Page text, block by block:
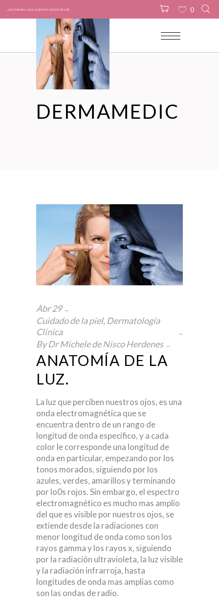
¿NO TIENES UNA CUENTA? REGÍSTRATE
No products in the cart.
0
DERMAMEDIC
Abr 29
Cuidado de la piel, Dermatología
Clínica
ByDr Michele de Nisco Herdenes
ANATOMÍA DE LA
LUZ.
La luz que perciben nuestros ojos, es una
onda electromagnética que se
encuentra dentro de un rango de
longitud de onda especifico, y a cada
color le corresponde una longitud de
onda en particular, empezando por los
tonos morados, siguiendo por los
azules, verdes, amarillos y terminando
por lo0s rojos. Sin embargo, el espectro
electromagnético es mucho mas amplio
del que es visible por nuestros ojos, se
extiende desde la radiaciones con
menor longitud de onda como son los
rayos gamma y los rayos x, siguiendo
por la radiación ultravioleta, la luz visible
y la radiación infrarroja, hasta
longitudes de onda mas amplias como
son las ondas de radio.